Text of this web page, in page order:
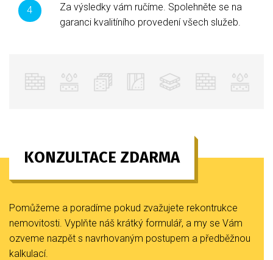
Za výsledky vám ručíme. Spolehněte se na
garanci kvalitíního provedení všech služeb.
KONZULTACE ZDARMA
Pomůžeme a poradíme pokud zvažujete rekontrukce
nemovitosti. Vyplňte náš krátký formulář, a my se Vám
ozveme nazpět s navrhovaným postupem a předběžnou
kalkulací.